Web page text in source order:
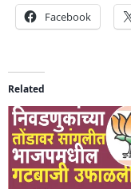
Facebook
Related